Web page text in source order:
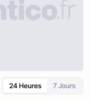
24 Heures 7 Jours